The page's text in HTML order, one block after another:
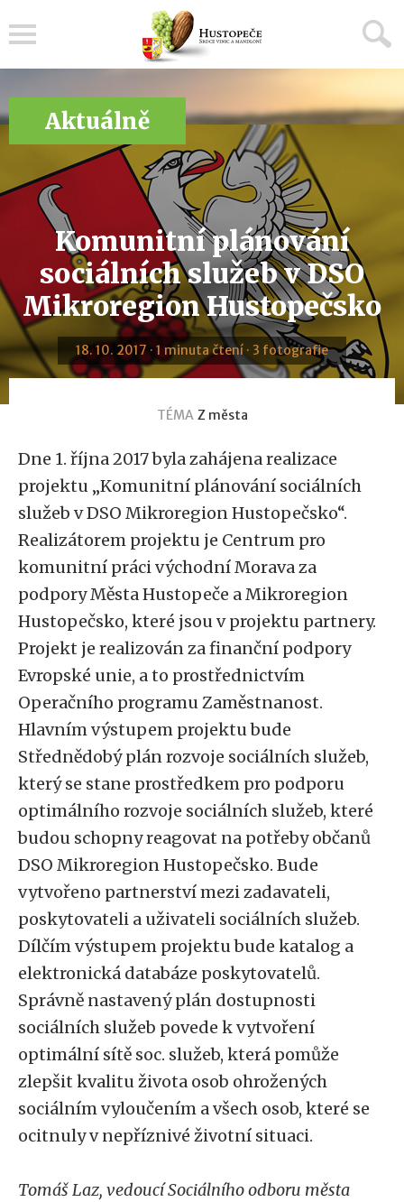
Aktuálně
Komunitní plánování
sociálních služeb v DSO
Mikroregion Hustopečsko
18. 10. 2017 · 1 minuta čtení · 3 fotografie
TÉMA Z města
Dne 1. října 2017 byla zahájena realizace
projektu „Komunitní plánování sociálních
služeb v DSO Mikroregion Hustopečsko“.
Realizátorem projektu je Centrum pro
komunitní práci východní Morava za
podpory Města Hustopeče a Mikroregion
Hustopečsko, které jsou v projektu partnery.
Projekt je realizován za finanční podpory
Evropské unie, a to prostřednictvím
Operačního programu Zaměstnanost.
Hlavním výstupem projektu bude
Střednědobý plán rozvoje sociálních služeb,
který se stane prostředkem pro podporu
optimálního rozvoje sociálních služeb, které
budou schopny reagovat na potřeby občanů
DSO Mikroregion Hustopečsko. Bude
vytvořeno partnerství mezi zadavateli,
poskytovateli a uživateli sociálních služeb.
Dílčím výstupem projektu bude katalog a
elektronická databáze poskytovatelů.
Správně nastavený plán dostupnosti
sociálních služeb povede k vytvoření
optimální sítě soc. služeb, která pomůže
zlepšit kvalitu života osob ohrožených
sociálním vyloučením a všech osob, které se
ocitnuly v nepříznivé životní situaci.
Tomáš Laz, vedoucí Sociálního odboru města